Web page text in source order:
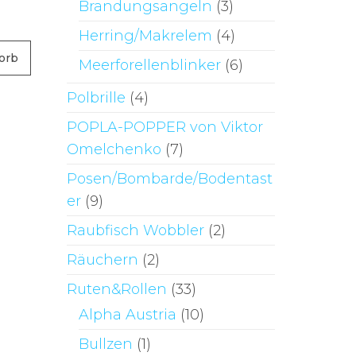
Brandungsangeln (3)
Herring/Makrelem (4)
Meerforellenblinker (6)
Polbrille (4)
POPLA-POPPER von Viktor
Omelchenko (7)
Posen/Bombarde/Bodentast
er (9)
Raubfisch Wobbler (2)
Räuchern (2)
Ruten&Rollen (33)
Alpha Austria (10)
Bullzen (1)